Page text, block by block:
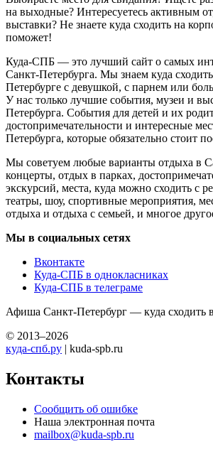
на выходные? Интересуетесь активным
выставки? Не знаете куда сходить на
поможет!
Куда-СПБ — это лучший сайт о самых
Санкт-Петербурга. Мы знаем куда
Петербурге с девушкой, с парнем или
У нас только лучшие события, музеи и
Петербурга. События для детей и их
достопримечательности и интересные
Петербурга, которые обязательно стоит
Мы советуем любые варианты отдыха в
концерты, отдых в парках,
экскурсий, места, куда можно сходить с
театры, шоу, спортивные мероприятия,
отдыха и отдыха с семьей, и многое
Мы в социальных сетях
Вконтакте
Куда-СПБ в однокласниках
Куда-СПБ в телеграме
Афиша Санкт-Петербург — куда сходить
© 2013–2026
куда-спб.ру | kuda-spb.ru
Контакты
Сообщить об ошибке
Наша электронная почта
mailbox@kuda-spb.ru